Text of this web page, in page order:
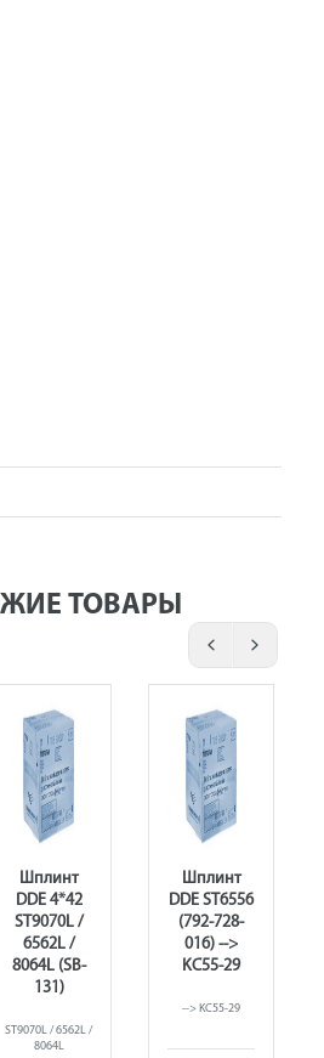
ТОВАРЫ
Шплинт
DDE 4*42
ST9070L /
6562L /
8064L (SB-
131)
ST9070L / 6562L /
8064L
Шплинт
DDE ST6556
(792-728-
016) -->
KC55-29
--> KC55-29